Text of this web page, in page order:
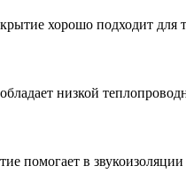
хорошо подходит для
низкой
помогает в